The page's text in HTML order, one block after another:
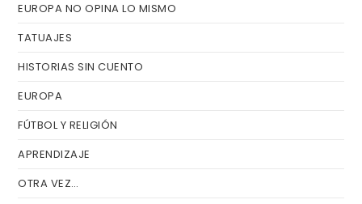
EUROPA NO OPINA LO MISMO
TATUAJES
HISTORIAS SIN CUENTO
EUROPA
FÚTBOL Y RELIGIÓN
APRENDIZAJE
OTRA VEZ…